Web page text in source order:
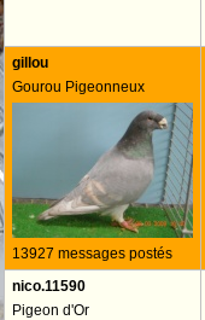
gillou
Gourou Pigeonneux
13927 messages postés
nico.11590
Pigeon d'Or